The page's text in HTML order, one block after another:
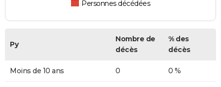
Personnes décédées
Py
Nombre de
décès
% des
décès
Moins de 10 ans 0 0 %